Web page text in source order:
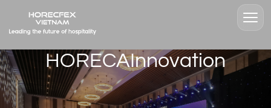
HORECAInnovation